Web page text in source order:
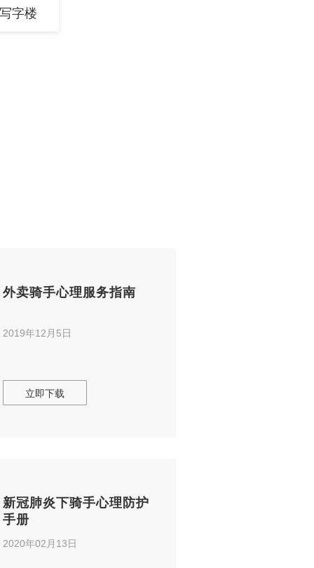
字楼
外卖骑手心理服务指南
2019年12月5日
立即下载
新冠肺炎下骑手心理防护
手册
2020年02月13日